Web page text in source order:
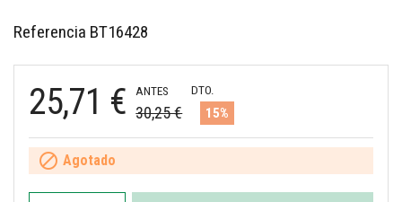
Referencia BT16428
25,71 € ANTES
30,25 €
DTO.
15%
 Agotado